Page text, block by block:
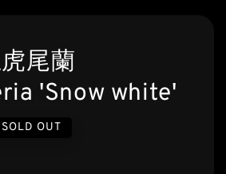
尾蘭
'Snow white'
SOLD OUT